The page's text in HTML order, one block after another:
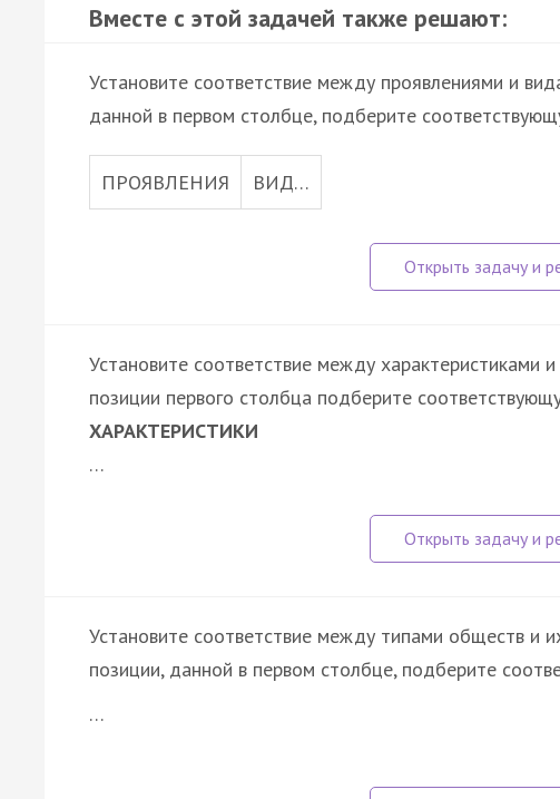
Вместе с этой задачей также решают:
Установите соответствие между проявлениями и
данной в первом столбце, подберите
ПРОЯВЛЕНИЯ ВИД…
Установите соответствие между характеристиками
позиции первого столбца подберите
ХАРАКТЕРИСТИКИ
…
Установите соответствие между типами обществ и
позиции, данной в первом столбце, подберите
…